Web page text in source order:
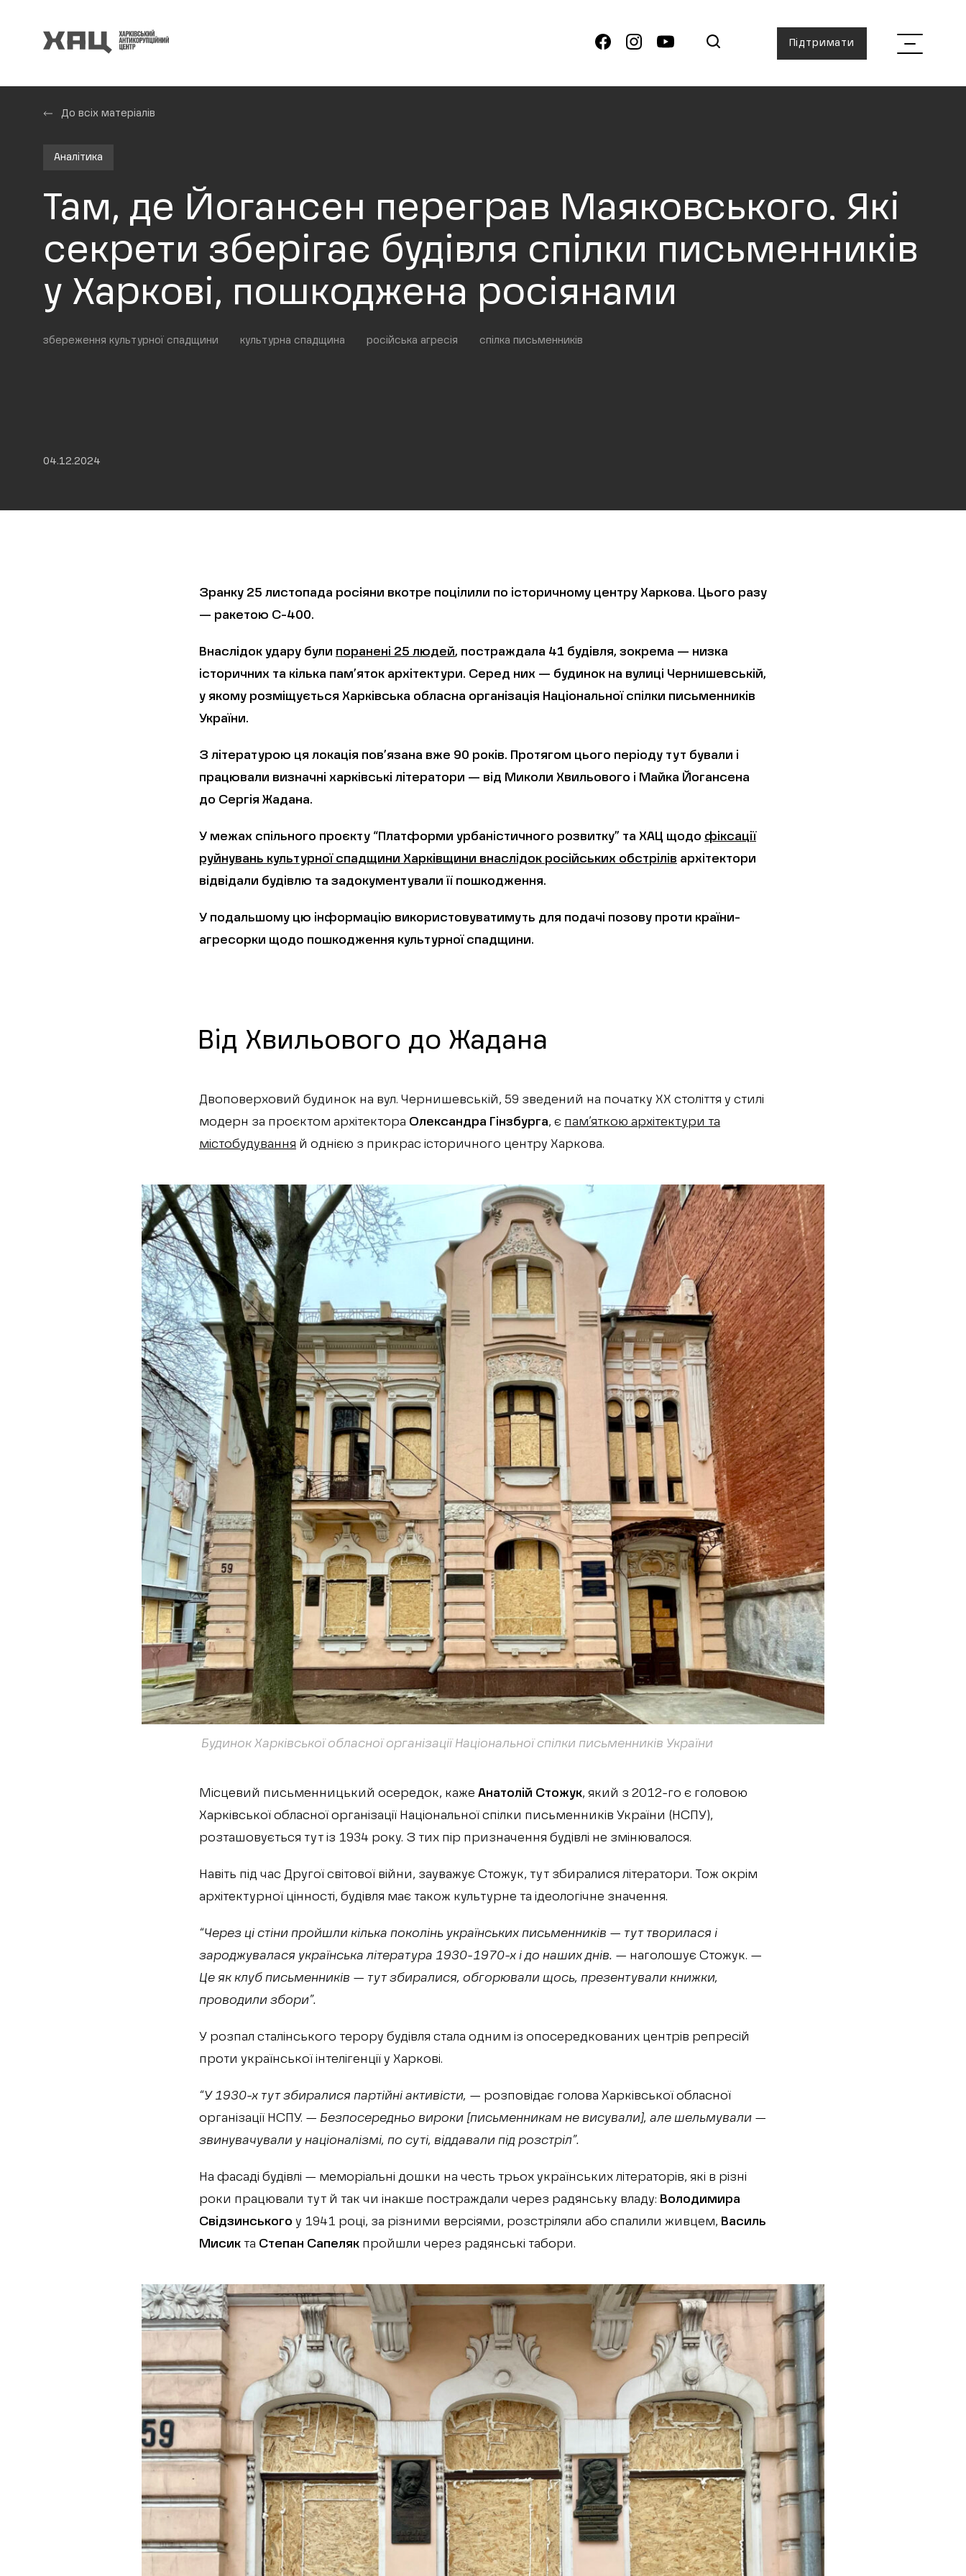
Підтримати
До всіх матеріалів
Аналітика
Там, де Йогансен переграв Маяковського. Які
секрети зберігає будівля спілки письменників
у Харкові, пошкоджена росіянами
збереження культурної спадщини культурна спадщина російська агресія спілка письменників
04.12.2024
Зранку 25 листопада росіяни вкотре поцілили по історичному центру Харкова. Цього разу
— ракетою С-400.
Внаслідок удару були поранені 25 людей, постраждала 41 будівля, зокрема — низка
історичних та кілька пам’яток архітектури. Серед них — будинок на вулиці Чернишевській,
у якому розміщується Харківська обласна організація Національної спілки письменників
України.
З літературою ця локація пов’язана вже 90 років. Протягом цього періоду тут бували і
працювали визначні харківські літератори — від Миколи Хвильового і Майка Йогансена
до Сергія Жадана.
У межах спільного проєкту “Платформи урбаністичного розвитку” та ХАЦ щодо фіксації
руйнувань культурної спадщини Харківщини внаслідок російських обстрілів архітектори
відвідали будівлю та задокументували її пошкодження.
У подальшому цю інформацію використовуватимуть для подачі позову проти країни-
агресорки щодо пошкодження культурної спадщини.
Від Хвильового до Жадана
Двоповерховий будинок на вул. Чернишевській, 59 зведений на початку ХХ століття у стилі
модерн за проєктом архітектора Олександра Гінзбурга, є пам’яткою архітектури та
містобудування й однією з прикрас історичного центру Харкова.
Будинок Харківської обласної організації Національної спілки письменників України
Місцевий письменницький осередок, каже Анатолій Стожук, який з 2012-го є головою
Харківської обласної організації Національної спілки письменників України (НСПУ),
розташовується тут із 1934 року. З тих пір призначення будівлі не змінювалося.
Навіть під час Другої світової війни, зауважує Стожук, тут збиралися літератори. Тож окрім
архітектурної цінності, будівля має також культурне та ідеологічне значення.
“Через ці стіни пройшли кілька поколінь українських письменників — тут творилася і
зароджувалася українська література 1930-1970-х і до наших днів. — наголошує Стожук. —
Це як клуб письменників — тут збиралися, обгорювали щось, презентували книжки,
проводили збори”.
У розпал сталінського терору будівля стала одним із опосередкованих центрів репресій
проти української інтелігенції у Харкові.
“У 1930-х тут збиралися партійні активісти, — розповідає голова Харківської обласної
організації НСПУ. — Безпосередньо вироки [письменникам не висували], але шельмували —
звинувачували у націоналізмі, по суті, віддавали під розстріл”.
На фасаді будівлі — меморіальні дошки на честь трьох українських літераторів, які в різні
роки працювали тут й так чи інакше постраждали через радянську владу: Володимира
Свідзинського у 1941 році, за різними версіями, розстріляли або спалили живцем, Василь
Мисик та Степан Сапеляк пройшли через радянські табори.